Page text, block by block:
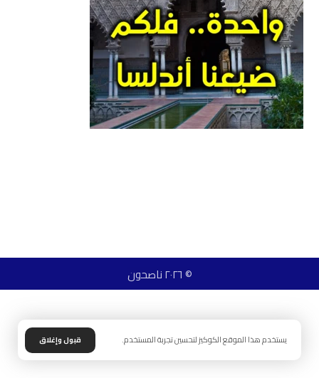
© ٢٠٢٦ ناصحون
يستخدم هذا الموقع الكوكيز لتحسين تجربة المستخدم. قبول وإغلاق